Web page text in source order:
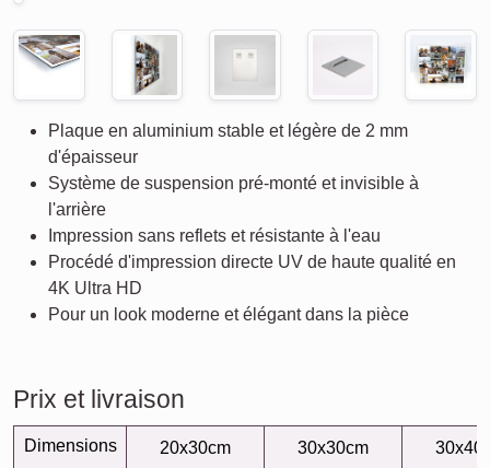
Plaque en aluminium stable et légère de 2 mm
d'épaisseur
Système de suspension pré-monté et invisible à
l'arrière
Impression sans reflets et résistante à l'eau
Procédé d'impression directe UV de haute qualité en
4K Ultra HD
Pour un look moderne et élégant dans la pièce
Prix et livraison
Dimensions 20x30cm 30x30cm